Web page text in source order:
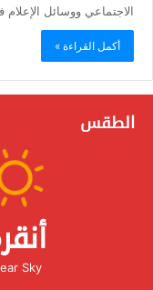
الاجتماعي ووسائل
أكمل القراءة »
الطقس
Sky